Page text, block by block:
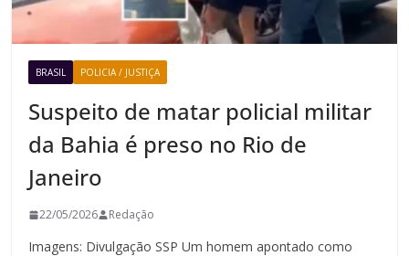
BRASIL POLICIA / JUSTIÇA
Suspeito de matar policial militar
da Bahia é preso no Rio de
Janeiro
22/05/2026 Redação
Imagens: Divulgação SSP Um homem apontado como